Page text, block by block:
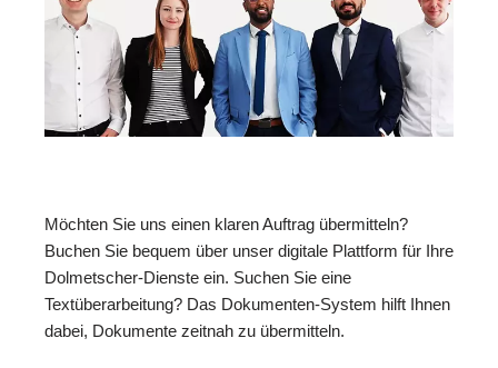
Möchten Sie uns einen klaren Auftrag übermitteln?
Buchen Sie bequem über unser digitale Plattform für Ihre
Dolmetscher-Dienste ein. Suchen Sie eine
Textüberarbeitung? Das Dokumenten-System hilft Ihnen
dabei, Dokumente zeitnah zu übermitteln.